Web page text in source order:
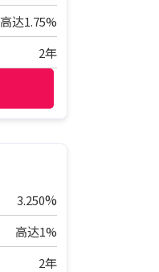
高达1.75%
2年
3.250%
高达1%
2年